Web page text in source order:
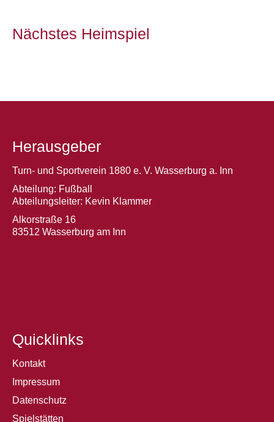
Nächstes Heimspiel
Herausgeber
Turn- und Sportverein 1880 e. V. Wasserburg a. Inn
Abteilung: Fußball
Abteilungsleiter: Kevin Klammer
Alkorstraße 16
83512 Wasserburg am Inn
Quicklinks
Kontakt
Impressum
Datenschutz
Spielstätten